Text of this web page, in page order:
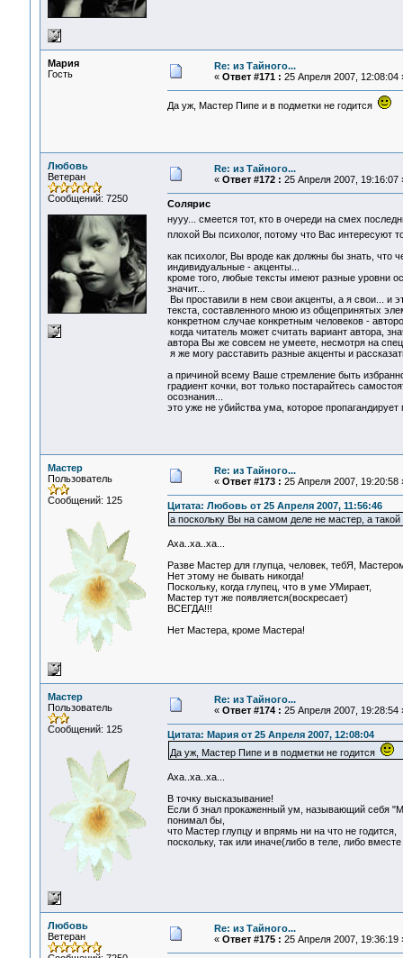
Мария
Гость
Re: из Тайного...
« Ответ #171 : 25 Апреля 2007, 12:08:04
Да уж, Мастер Пипе и в подметки не годится
Любовь
Ветеран
Сообщений: 7250
Re: из Тайного...
« Ответ #172 : 25 Апреля 2007, 19:16:07
Солярис
нууу... смеется тот, кто в очереди на смех
плохой Вы психолог, потому что Вас интересуют
как психолог, Вы вроде как должны бы знать, что
индивидуальные - акценты...
кроме того, любые тексты имеют разные уровни
значит...
Вы проставили в нем свои акценты, а я свои... и
текста, составленного мною из общепринятых
конкретном случае конкретным человеков -
когда читатель может считать вариант автора,
автора Вы же совсем не умеете, несмотря на
я же могу расставить разные акценты и
а причиной всему Ваше стремление быть
градиент кочки, вот только постарайтесь
осознания...
это уже не убийства ума, которое
Мастер
Пользователь
Сообщений: 125
Re: из Тайного...
« Ответ #173 : 25 Апреля 2007, 19:20:58
Цитата: Любовь от 25 Апреля 2007, 11:56:46
а поскольку Вы на самом деле не мастер, а
Аха..ха..ха...
Разве Мастер для глупца, человек, тебЯ,
Нет этому не бывать никогда!
Поскольку, когда глупец, что в уме УМирает,
Мастер тут же появляется(воскресает)
ВСЕГДА!!!
Нет Мастера, кроме Мастера!
Мастер
Пользователь
Сообщений: 125
Re: из Тайного...
« Ответ #174 : 25 Апреля 2007, 19:28:54
Цитата: Мария от 25 Апреля 2007, 12:08:04
Да уж, Мастер Пипе и в подметки не годится
Аха..ха..ха...
В точку высказывание!
Если б знал прокаженный ум, называющий себя
понимал бы,
что Мастер глупцу и впрямь ни на что не годится,
поскольку, так или иначе(либо в теле, либо
Любовь
Ветеран
Re: из Тайного...
« Ответ #175 : 25 Апреля 2007, 19:36:19